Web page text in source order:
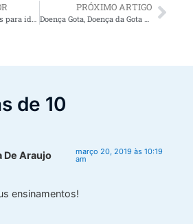
PRÓXIMO ARTIGO
de 10
De Araujo
março 20, 2019 às 10:19
am
ensinamentos!